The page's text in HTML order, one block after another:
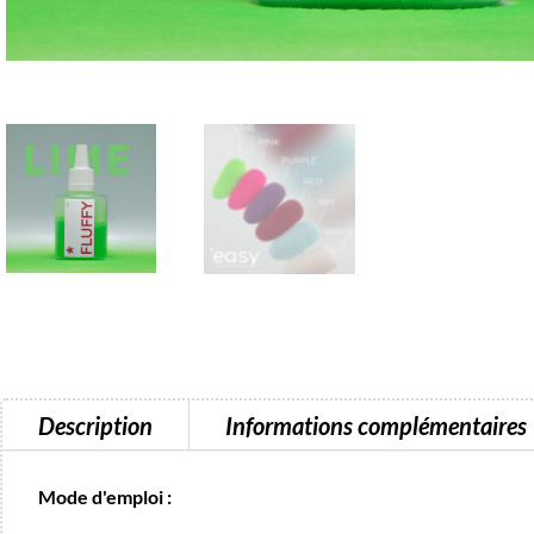
Description Informations complémentaires
Mode d'emploi :